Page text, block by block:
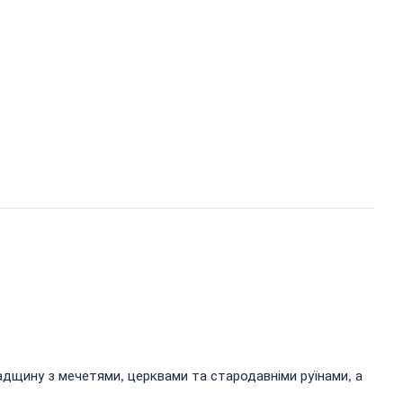
з мечетями, церквами та стародавніми руїнами, а